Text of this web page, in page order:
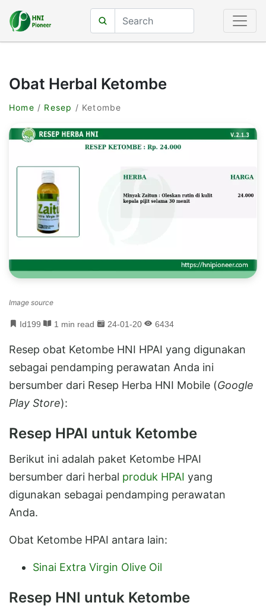
Obat Herbal Ketombe
Home / Resep / Ketombe
Image source
Id199 1 min read 24-01-20 6434
Resep obat Ketombe HNI HPAI yang digunakan
sebagai pendamping perawatan Anda ini
bersumber dari Resep Herba HNI Mobile (Google
Play Store):
Resep HPAI untuk Ketombe
Berikut ini adalah paket Ketombe HPAI
bersumber dari herbal produk HPAI yang
digunakan sebagai pendamping perawatan
Anda.
Obat Ketombe HPAI antara lain:
Sinai Extra Virgin Olive Oil
Resep HNI untuk Ketombe